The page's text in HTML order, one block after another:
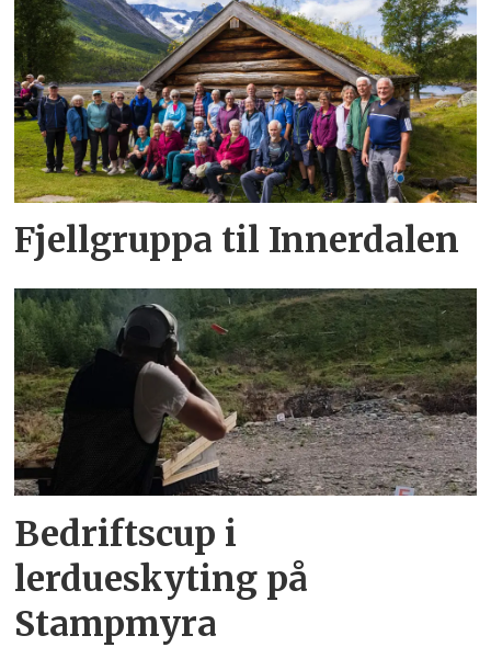
Fjellgruppa til Innerdalen
Bedriftscup i
lerdueskyting på
Stampmyra